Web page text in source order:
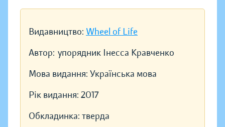
Видавництво: Wheel of Life
Автор: упорядник Інесса Кравченко
Мова видання: Українська мова
Рік видання: 2017
Обкладинка: тверда